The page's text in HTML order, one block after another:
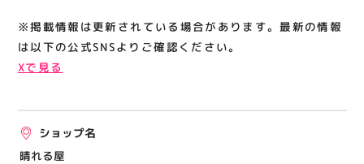
サイトポリシー
運営会社
テナント出店募集
催事出店募集
※掲載情報は更新されている場合があります。最新の情報
は以下の公式SNSよりご確認ください。
Xで見る
ショップ名
晴れる屋